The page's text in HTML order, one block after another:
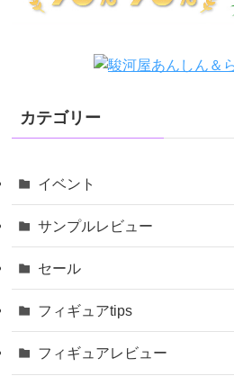
カテゴリー
イベント
サンプルレビュー
セール
フィギュアtips
フィギュアレビュー